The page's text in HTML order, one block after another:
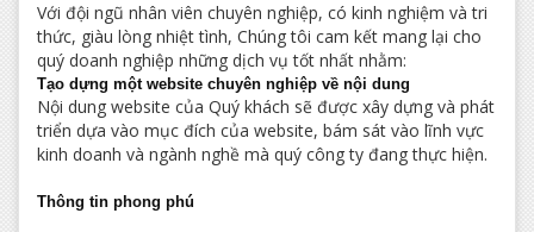
Với đội ngũ nhân viên chuyên nghiệp, có kinh nghiệm và tri
thức, giàu lòng nhiệt tình, Chúng tôi cam kết mang lại cho
quý doanh nghiệp những dịch vụ tốt nhất nhằm:
Tạo dựng một website chuyên nghiệp về nội dung
Nội dung website của Quý khách sẽ được xây dựng và phát
triển dựa vào mục đích của website, bám sát vào lĩnh vực
kinh doanh và ngành nghề mà quý công ty đang thực hiện.
Thông tin phong phú